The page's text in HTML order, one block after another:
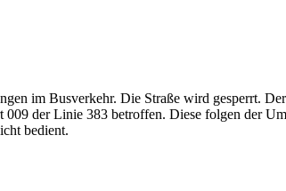
im Busverkehr. Die Straße wird gesperrt.
der Linie 383 betroffen. Diese folgen der
bedient.